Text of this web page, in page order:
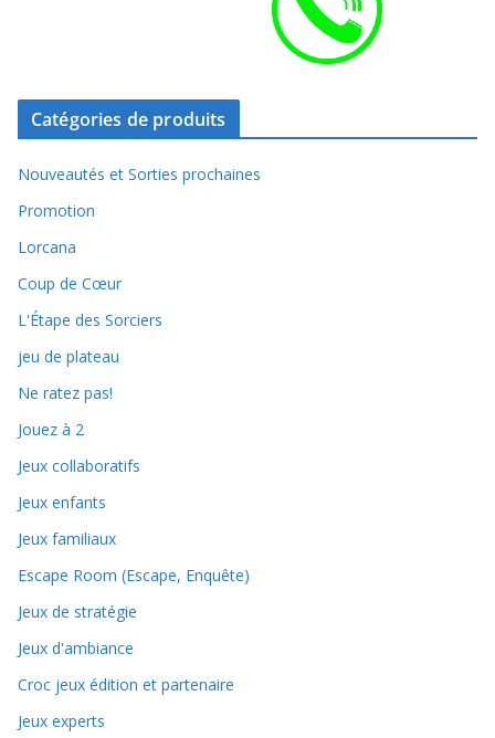
Catégories de produits
Nouveautés et Sorties prochaines
Promotion
Lorcana
Coup de Cœur
L'Étape des Sorciers
jeu de plateau
Ne ratez pas!
Jouez à 2
Jeux collaboratifs
Jeux enfants
Jeux familiaux
Escape Room (Escape, Enquête)
Jeux de stratégie
Jeux d'ambiance
Croc jeux édition et partenaire
Jeux experts